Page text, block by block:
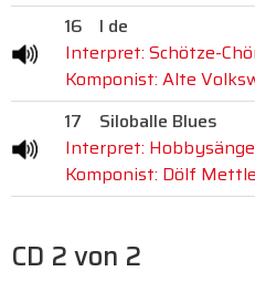
16
I de
Interpret: Schötze-
Komponist: Alte
17
Siloballe Blues
Interpret:
Komponist: Dölf
CD 2 von 2